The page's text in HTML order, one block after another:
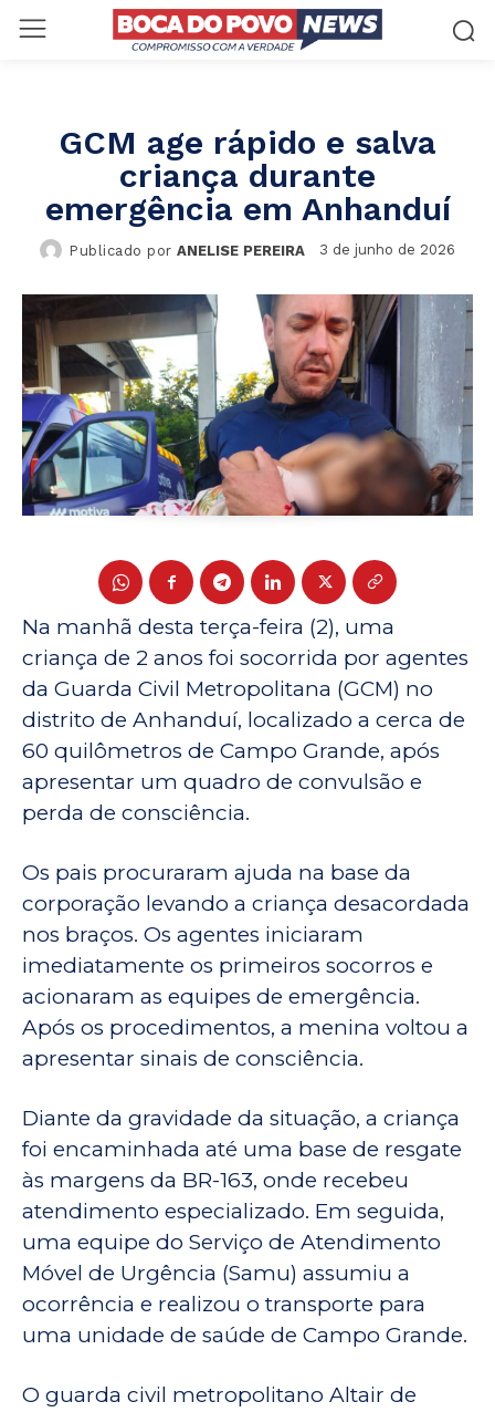
GCM age rápido e salva
criança durante
emergência em Anhanduí
Publicado por ANELISE PEREIRA 3 de junho de 2026
Na manhã desta terça-feira (2), uma
criança de 2 anos foi socorrida por agentes
da Guarda Civil Metropolitana (GCM) no
distrito de Anhanduí, localizado a cerca de
60 quilômetros de Campo Grande, após
apresentar um quadro de convulsão e
perda de consciência.
Os pais procuraram ajuda na base da
corporação levando a criança desacordada
nos braços. Os agentes iniciaram
imediatamente os primeiros socorros e
acionaram as equipes de emergência.
Após os procedimentos, a menina voltou a
apresentar sinais de consciência.
Diante da gravidade da situação, a criança
foi encaminhada até uma base de resgate
às margens da BR-163, onde recebeu
atendimento especializado. Em seguida,
uma equipe do Serviço de Atendimento
Móvel de Urgência (Samu) assumiu a
ocorrência e realizou o transporte para
uma unidade de saúde de Campo Grande.
O guarda civil metropolitano Altair de